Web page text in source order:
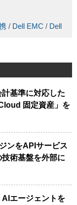
/ Dell EMC / Dell
基準に対応した
固定資産」を
ンをAPIサービス
術基盤を外部に
エージェントを